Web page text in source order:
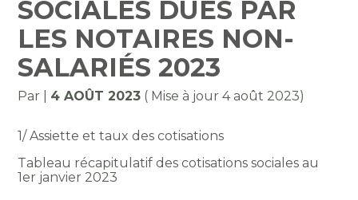
SOCIALES DUES PAR
LES NOTAIRES NON-
SALARIÉS 2023
Par 4 AOÛT 2023 ( Mise à jour 4 août 2023)
1/ Assiette et taux des cotisations
Tableau récapitulatif des cotisations sociales au
1er janvier 2023